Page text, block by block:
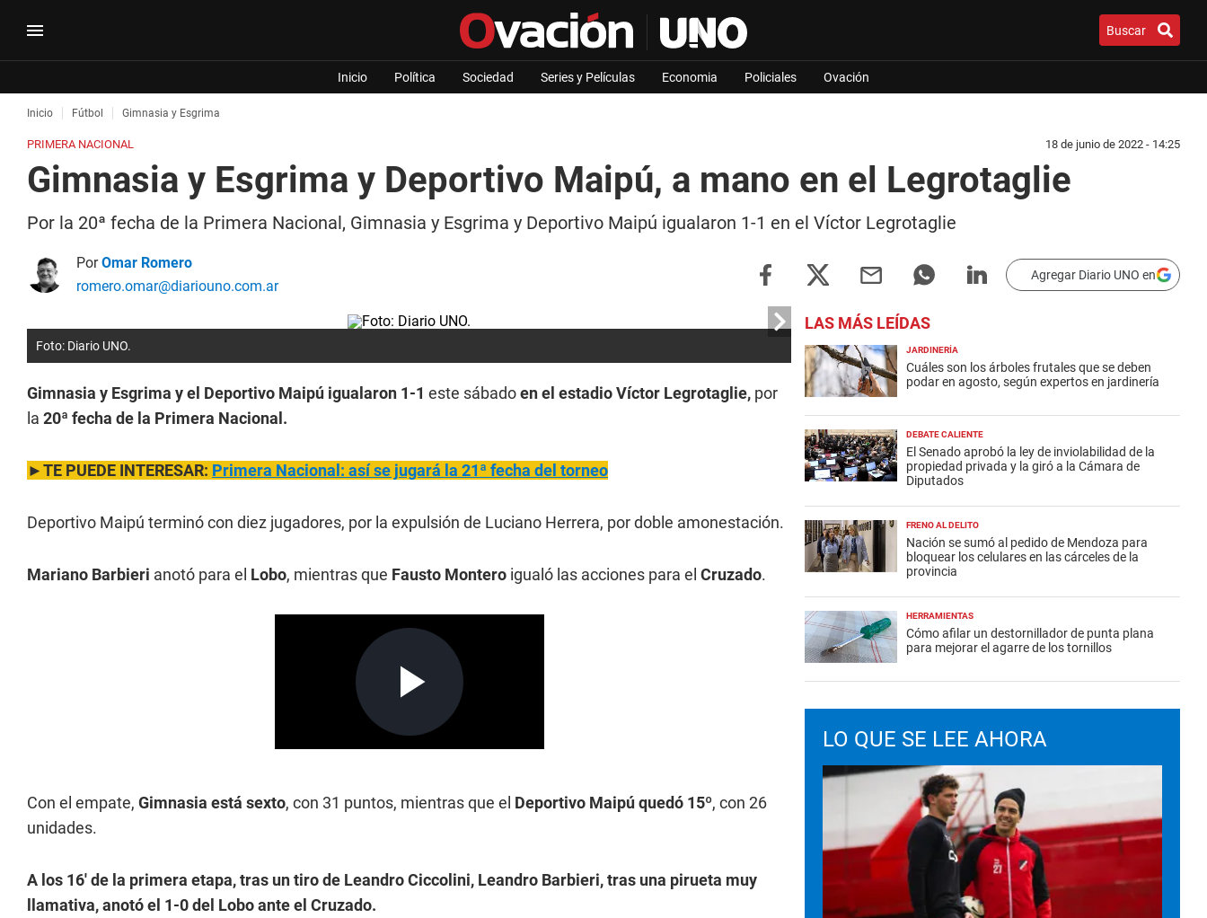
Buscar
Inicio Política Sociedad Series y Películas Economia Policiales Ovación
Inicio Fútbol Gimnasia y Esgrima
PRIMERA NACIONAL 18 de junio de 2022 - 14:25
Gimnasia y Esgrima y Deportivo Maipú, a mano en el Legrotaglie
Por la 20ª fecha de la Primera Nacional, Gimnasia y Esgrima y Deportivo Maipú igualaron 1-1 en el Víctor Legrotaglie
PorOmar Romero
romero.omar@diariouno.com.ar
Agregar Diario UNO en
Foto: Diario UNO.
Gimnasia y Esgrima y el Deportivo Maipú igualaron 1-1 este sábadoen el estadio Víctor Legrotaglie, por
la 20ª fecha de la Primera Nacional.
►TE PUEDE INTERESAR: Primera Nacional: así se jugará la 21ª fecha del torneo
Deportivo Maipú terminó con diez jugadores, por la expulsión de Luciano Herrera, por doble amonestación.
Mariano Barbieri anotó para el Lobo, mientras que Fausto Montero igualó las acciones para el Cruzado.
Con el empate, Gimnasia está sexto, con 31 puntos, mientras que el Deportivo Maipú quedó 15º, con 26
unidades.
A los 16' de la primera etapa, tras un tiro de Leandro Ciccolini, Leandro Barbieri, tras una pirueta muy
llamativa, anotó el 1-0 del Lobo ante el Cruzado.
LAS MÁS LEÍDAS
JARDINERÍA
Cuáles son los árboles frutales que se deben
podar en agosto, según expertos en jardinería
DEBATE CALIENTE
El Senado aprobó la ley de inviolabilidad de la
propiedad privada y la giró a la Cámara de
Diputados
FRENO AL DELITO
Nación se sumó al pedido de Mendoza para
bloquear los celulares en las cárceles de la
provincia
HERRAMIENTAS
Cómo afilar un destornillador de punta plana
para mejorar el agarre de los tornillos
LO QUE SE LEE AHORA